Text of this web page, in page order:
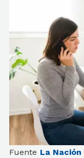
Fuente La Nación